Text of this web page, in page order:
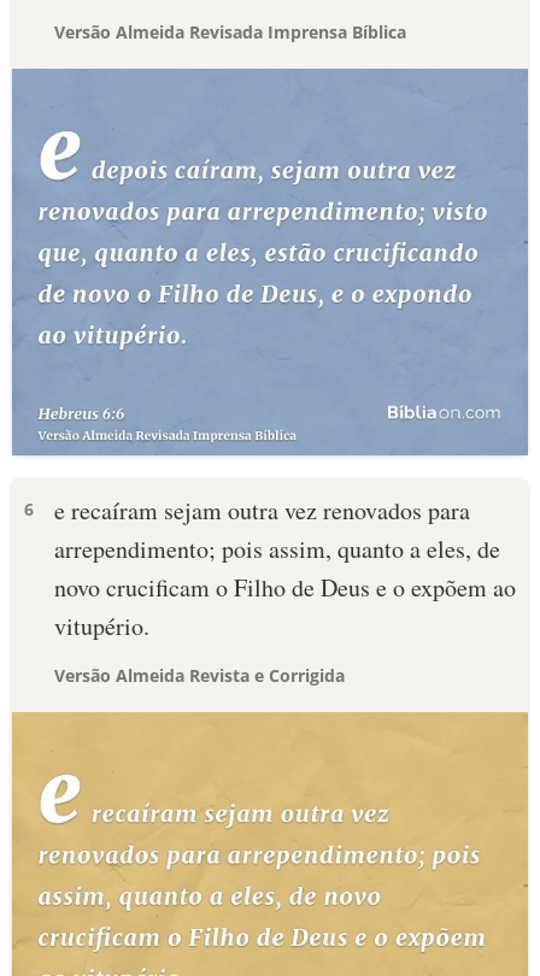
Versão Almeida Revisada Imprensa Bíblica
6
e recaíram sejam outra vez renovados para
arrependimento; pois assim, quanto a eles, de
novo crucificam o Filho de Deus e o expõem ao
vitupério.
Versão Almeida Revista e Corrigida